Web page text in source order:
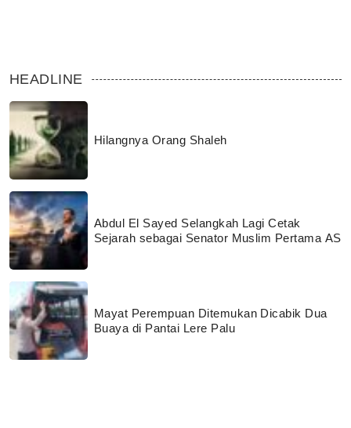
HEADLINE
Hilangnya Orang Shaleh
Abdul El Sayed Selangkah Lagi Cetak
Sejarah sebagai Senator Muslim Pertama AS
Mayat Perempuan Ditemukan Dicabik Dua
Buaya di Pantai Lere Palu